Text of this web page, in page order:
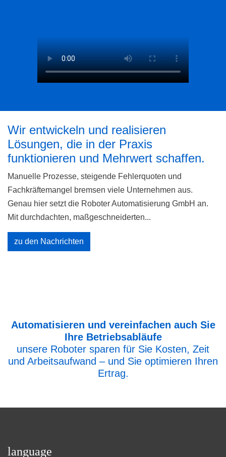
Wir entwickeln und realisieren
Lösungen, die in der Praxis
funktionieren und Mehrwert schaffen.
Manuelle Prozesse, steigende Fehlerquoten und
Fachkräftemangel bremsen viele Unternehmen aus.
Genau hier setzt die Roboter Automatisierung GmbH an.
Mit durchdachten, maßgeschneiderten...
zu den Nachrichten
Automatisieren und vereinfachen auch Sie
Ihre Betriebsabläufe
unsere Roboter sparen für Sie Kosten, Zeit
und Arbeitsaufwand – und Sie optimieren Ihren
Ertrag.
language